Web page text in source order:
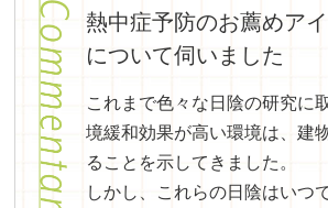
熱中症予防のお薦めア
について伺いました
これまで色々な日陰の研究に
境緩和効果が高い環境は、建
ることを示してきました。
しかし、これらの日陰はいつ